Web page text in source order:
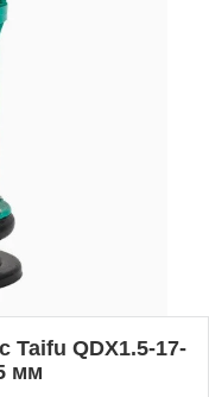
Taifu QDX1.5-17-
мм